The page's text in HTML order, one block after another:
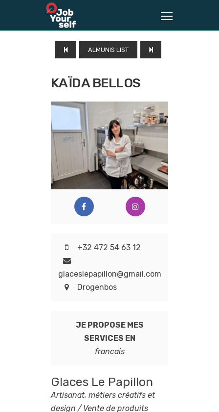
ALMUNIS LIST
KAÏDA BELLOS
+32 472 54 63 12
glaceslepapillon@gmail.com
Drogenbos
JE PROPOSE MES
SERVICES EN
francais
Glaces Le Papillon
Artisanat, métiers créatifs et
design / Vente de produits